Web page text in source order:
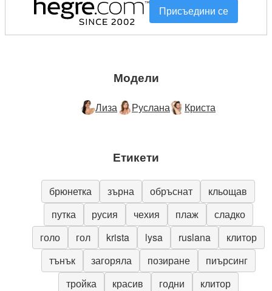
Присъедини се
Модели
Лиза Руслана Криста
Етикети
брюнетка зърна обръснат
кльощав
путка
русия чехия плаж
сладко
голо
гол krista lysa ruslana
клитор
тънък
загоряла позиране
пиърсинг
тройка
красив годни клитор